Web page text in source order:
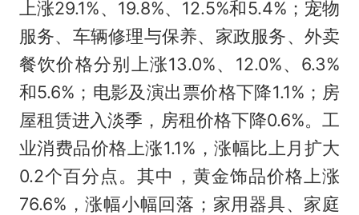
上涨29.1%、19.8%、12.5%和5.4%；宠物
服务、车辆修理与保养、家政服务、外卖
餐饮价格分别上涨13.0%、12.0%、6.3%
和5.6%；电影及演出票价格下降1.1%；房
屋租赁进入淡季，房租价格下降0.6%。工
业消费品价格上涨1.1%，涨幅比上月扩大
0.2个百分点。其中，黄金饰品价格上涨
76.6%，涨幅小幅回落；家用器具、家庭